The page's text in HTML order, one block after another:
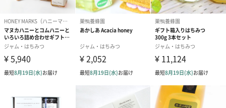
深い味わい
色は綺麗な琥珀色です。
★利用法：スイーツ、料理